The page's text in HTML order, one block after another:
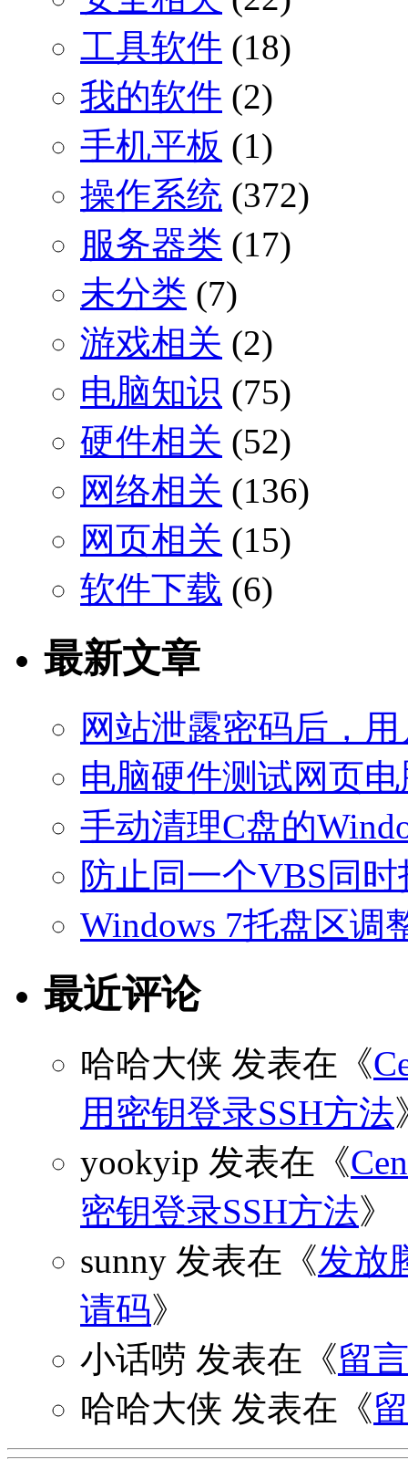
工具软件 (18)
我的软件 (2)
手机平板 (1)
操作系统 (372)
服务器类 (17)
未分类 (7)
游戏相关 (2)
电脑知识 (75)
硬件相关 (52)
网络相关 (136)
网页相关 (15)
软件下载 (6)
最新文章
网站泄露密码后，
电脑硬件测试网页
手动清理C盘的
防止同一个VBS同
Windows 7托盘区调
最近评论
哈哈大侠 发表在《
用密钥登录SSH方法
yookyip 发表在《
密钥登录SSH方法》
sunny 发表在《发放
请码》
小话唠 发表在《留
哈哈大侠 发表在《